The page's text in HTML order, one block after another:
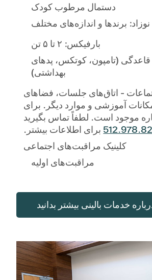
دستمال مرطوب کودک
برندها و اندازه‌های مختلف
بارفیکس: ۲ تا ۵ تن
(تامپون، کوتکس، پدهای
بهداشتی)
- اتاق‌های جلسات، فضاهای
آموزشی و موارد دیگر. برای
موجود است. لطفاً تماس بگیرید
برای اطلاعات بیشتر.
کلینیک مراقبت‌های اجتماعی
مراقبت‌های اولیه
خدمات بالینی بیشتر بدانید